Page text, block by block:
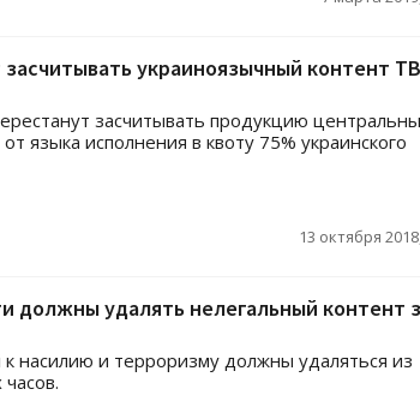
украиноязычный контент
засчитывать продукцию
языка исполнения в квоту 75% украинского
13 октября
должны удалять нелегальный контент
насилию и терроризму должны удаляться из